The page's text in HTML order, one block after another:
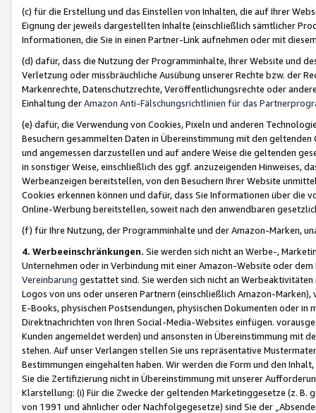
(c) für die Erstellung und das Einstellen von Inhalten, die auf Ihrer
Eignung der jeweils dargestellten Inhalte (einschließlich sämtlicher
Informationen, die Sie in einen Partner-Link aufnehmen oder mit
(d) dafür, dass die Nutzung der Programminhalte, Ihrer Website und
Verletzung oder missbräuchliche Ausübung unserer Rechte bzw. der
Markenrechte, Datenschutzrechte, Veröffentlichungsrechte oder
Einhaltung derAmazon Anti-Fälschungsrichtlinien für das
(e) dafür, die Verwendung von Cookies, Pixeln und anderen
Besuchern gesammelten Daten in Übereinstimmung mit den
und angemessen darzustellen und auf andere Weise die geltenden
in sonstiger Weise, einschließlich des ggf. anzuzeigenden Hinweises,
Werbeanzeigen bereitstellen, von den Besuchern Ihrer Website
Cookies erkennen können und dafür, dass Sie Informationen über die
Online-Werbung bereitstellen, soweit nach den anwendbaren
(f) für Ihre Nutzung, der Programminhalte und der Amazon-Marken,
4. Werbeeinschränkungen. Sie werden sich nicht an Werbe-,
Unternehmen oder in Verbindung mit einer Amazon-Website oder
Vereinbarung gestattet sind. Sie werden sich nicht an
Logos von uns oder unseren Partnern (einschließlich Amazon-
E-Books, physischen Postsendungen, physischen Dokumenten oder in
Direktnachrichten von Ihren Social-Media-Websites einfügen.
Kunden angemeldet werden) und ansonsten in Übereinstimmung mit
stehen. Auf unser Verlangen stellen Sie uns repräsentative
Bestimmungen eingehalten haben. Wir werden die Form und den
Sie die Zertifizierung nicht in Übereinstimmung mit unserer
Klarstellung: (i) Für die Zwecke der geltenden Marketinggesetze (z. B.
von 1991 und ähnlicher oder Nachfolgegesetze) sind Sie der